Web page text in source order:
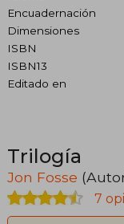
Encuadernación
Dimensiones
ISBN
ISBN13
Editado en
Trilogía
Jon Fosse
7